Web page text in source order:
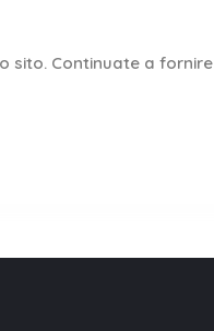
sito. Continuate a fornire